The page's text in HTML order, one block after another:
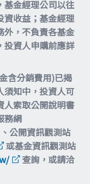
基金經理公司以往
資收益；基金經理
外，不負責各基金
投資人申購前應詳
含分銷費用)已揭
須知中，投資人可
人索取公開說明書
務網
公開資訊觀測站
或基金資訊觀測站
查詢，或請洽